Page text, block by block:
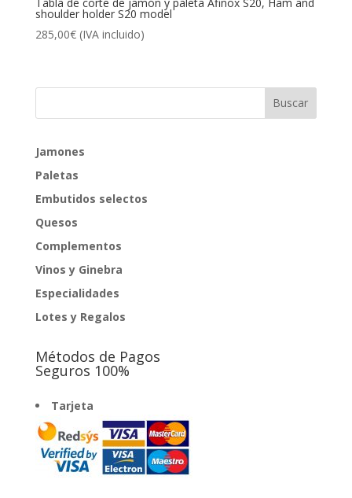
Tabla de corte de jamón y paleta Afinox S20, Ham and
shoulder holder S20 model
285,00€ (IVA incluido)
Jamones
Paletas
Embutidos selectos
Quesos
Complementos
Vinos y Ginebra
Especialidades
Lotes y Regalos
Métodos de Pagos
Seguros 100%
Tarjeta